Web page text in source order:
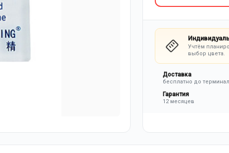
Учтём
выбор цвета.
Доставка
бесплатно до
Гарантия
12 месяцев